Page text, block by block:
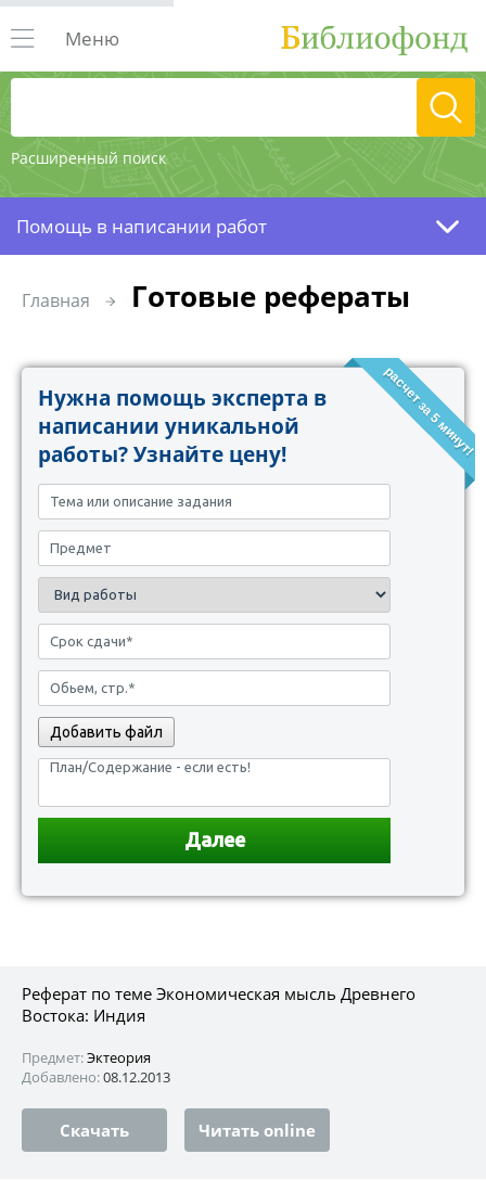
Расширенный поиск
Меню
Помощь в написании работ
Главная Готовые рефераты
расчет за 5 минут!
Нужна помощь эксперта в
написании уникальной
работы? Узнайте цену!
Добавить файл
Реферат по теме Экономическая мысль Древнего
Востока: Индия
Предмет:Эктеория
Добавлено:08.12.2013
Скачать Читать online